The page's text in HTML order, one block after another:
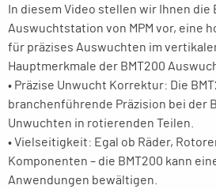
In diesem Video stellen wir Ihnen die
Auswuchtstation von MPM vor, eine
für präzises Auswuchten im
Hauptmerkmale der BMT200
• Präzise Unwucht Korrektur: Die
branchenführende Präzision bei der
Unwuchten in rotierenden Teilen.
• Vielseitigkeit: Egal ob Räder,
Komponenten – die BMT200 kann
Anwendungen bewältigen.